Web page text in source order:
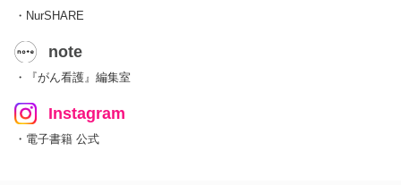
・NurSHARE
note
・『がん看護』編集室
Instagram
・電子書籍 公式